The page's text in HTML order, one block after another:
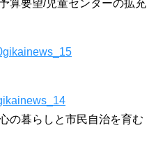
算要望/児童センターの拡充
の暮らしと市民自治を育む